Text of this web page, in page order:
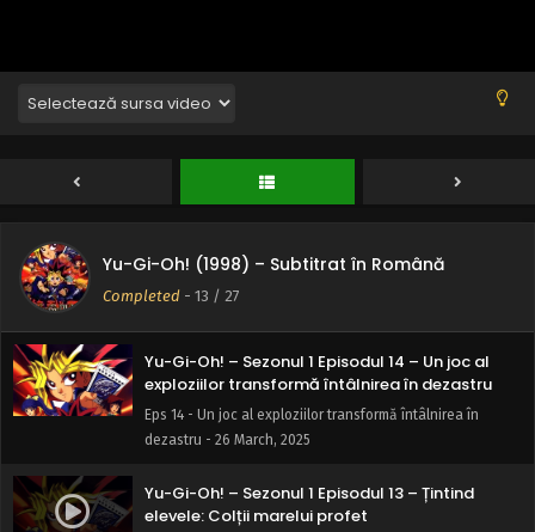
Yu-Gi-Oh! (1998) – Subtitrat în Română
Completed - 13 / 27
Yu-Gi-Oh! – Sezonul 1 Episodul 16 – Întoarcere
înfricosătoare: Nu pot să mă transform
Yu-Gi-Oh! – Sezonul 1 Episodul 14 – Un joc al
exploziilor transformă întâlnirea în dezastru
Eps 14 - Un joc al exploziilor transformă întâlnirea în
dezastru - 26 March, 2025
Yu-Gi-Oh! – Sezonul 1 Episodul 13 – Țintind
elevele: Colții marelui profet